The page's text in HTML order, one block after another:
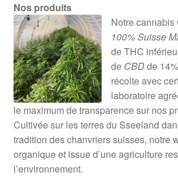
Nos produits
Notre
100% Suisse
de THC
deCBDde
récolte avec
laboratoire
le maximum de transparence sur nos
Cultivée sur les terres du Sseeland
tradition des chanvriers suisses, notre
organique et issue d’une agriculture
l’environnement.